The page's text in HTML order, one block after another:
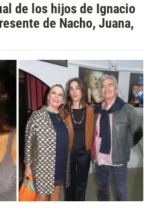
de los hijos de Ignacio
de Nacho, Juana,